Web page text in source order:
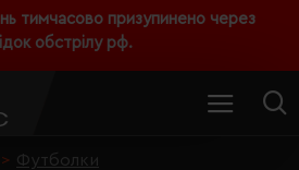
тимчасово призупинено через
обстрілу рф.
Футболки